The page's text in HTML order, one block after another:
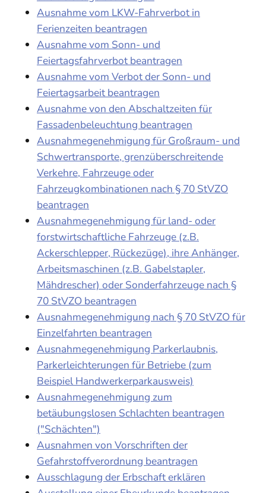
Ausnahme vom LKW-Fahrverbot in
Ferienzeiten beantragen
Ausnahme vom Sonn- und
Feiertagsfahrverbot beantragen
Ausnahme vom Verbot der Sonn- und
Feiertagsarbeit beantragen
Ausnahme von den Abschaltzeiten für
Fassadenbeleuchtung beantragen
Ausnahmegenehmigung für Großraum- und
Schwertransporte, grenzüberschreitende
Verkehre, Fahrzeuge oder
Fahrzeugkombinationen nach § 70 StVZO
beantragen
Ausnahmegenehmigung für land- oder
forstwirtschaftliche Fahrzeuge (z.B.
Ackerschlepper, Rückezüge), ihre Anhänger,
Arbeitsmaschinen (z.B. Gabelstapler,
Mähdrescher) oder Sonderfahrzeuge nach §
70 StVZO beantragen
Ausnahmegenehmigung nach § 70 StVZO für
Einzelfahrten beantragen
Ausnahmegenehmigung Parkerlaubnis,
Parkerleichterungen für Betriebe (zum
Beispiel Handwerkerparkausweis)
Ausnahmegenehmigung zum
betäubungslosen Schlachten beantragen
("Schächten")
Ausnahmen von Vorschriften der
Gefahrstoffverordnung beantragen
Ausschlagung der Erbschaft erklären